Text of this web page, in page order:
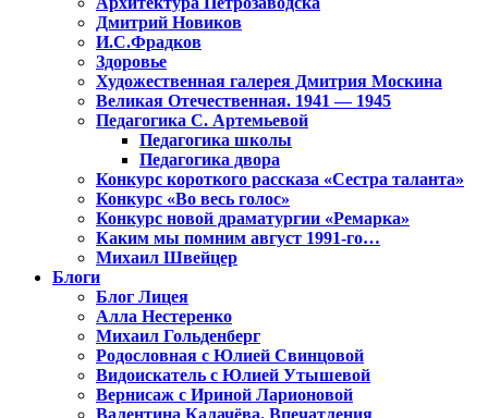
Дмитрий Новиков
И.С.Фрадков
Здоровье
Художественная галерея Дмитрия Москина
Великая Отечественная. 1941 — 1945
Педагогика С. Артемьевой
Педагогика школы
Педагогика двора
Конкурс короткого рассказа «Сестра таланта»
Конкурс «Во весь голос»
Конкурс новой драматургии «Ремарка»
Каким мы помним август 1991-го…
Михаил Швейцер
Блоги
Блог Лицея
Алла Нестеренко
Михаил Гольденберг
Родословная с Юлией Свинцовой
Видоискатель с Юлией Утышевой
Вернисаж с Ириной Ларионовой